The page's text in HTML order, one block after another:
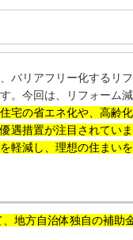
バリアフリー化するリ
。今回は、リフォーム
宅の省エネ化や、高齢
遇措置が注目されてい
軽減し、理想の住まい
地方自治体独自の補助